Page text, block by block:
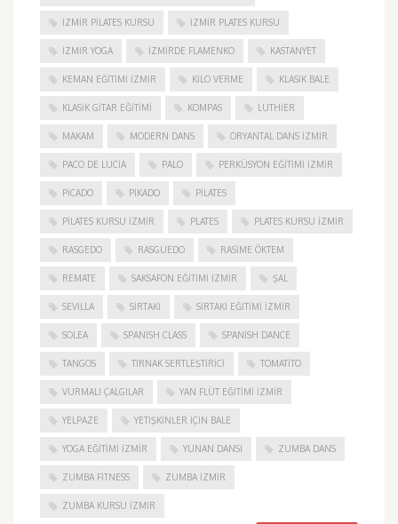
İZMIR PILATES KURSU İZMIR PLATES KURSU
İZMIR YOGA IZMIRDE FLAMENKO KASTANYET
KEMAN EĞITIMI İZMIR KILO VERME KLASIK BALE
KLASIK GITAR EĞITIMI KOMPAS LUTHIER
MAKAM MODERN DANS ORYANTAL DANS İZMIR
PACO DE LUCIA PALO PERKÜSYON EĞITIMI İZMIR
PICADO PIKADO PILATES
PILATES KURSU İZMIR PLATES PLATES KURSU İZMIR
RASGEDO RASGUEDO RASIME ÖKTEM
REMATE SAKSAFON EĞITIMI İZMIR ŞAL
SEVILLA SIRTAKI SIRTAKI EĞITIMI İZMIR
SOLEA SPANISH CLASS SPANISH DANCE
TANGOS TIRNAK SERTLEŞTIRICI TOMATITO
VURMALI ÇALGILAR YAN FLÜT EĞITIMI İZMIR
YELPAZE YETIŞKINLER IÇIN BALE
YOGA EĞITIMI İZMIR YUNAN DANSI ZUMBA DANS
ZUMBA FITNESS ZUMBA İZMIR
ZUMBA KURSU İZMIR